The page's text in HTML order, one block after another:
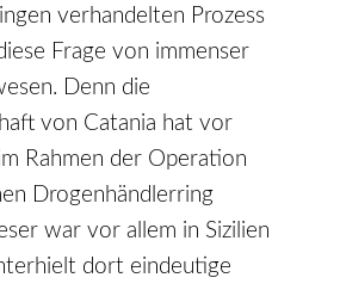
verhandelten Prozess
Frage von immenser
Denn die
von Catania hat vor
Rahmen der Operation
Drogenhändlerring
war vor allem in Sizilien
dort eindeutige